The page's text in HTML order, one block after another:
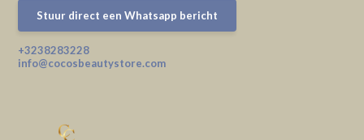
Stuur direct een Whatsapp bericht
+3238283228
info@cocosbeautystore.com